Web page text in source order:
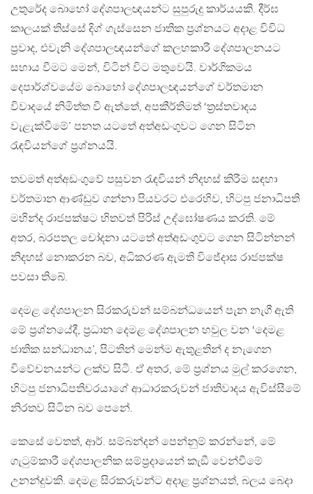
උතුරේද බොහෝ දේශපාලඥයන්ට සුපුරුදු කාර්යයකි. දීර්ඝ
කාලයක් තිස්සේ දිග් ගැස්සෙන ජාතික ප‍්‍රශ්නයට අදාළ විවිධ
ප‍්‍රවාද, එවැනි දේශපාලඥයන්ගේ කලහකාරී දේශපාලනයට
සහාය වීමට මෙන්, විටින් විට මතුවෙයි. වාර්ගිකමය
දෙපාර්ශ්වයේම බොහෝ දේශපාලඥයන්ගේ වර්තමාන
විවාදයේ නිමිත්ත වී ඇත්තේ, අපකීර්තිමත් ‘ත‍්‍රස්තවාදය
වැළැක්වීමේ’ පනත යටතේ අත්අඩංගුවට ගෙන සිටින
රැඳවියන්ගේ ප‍්‍රශ්නයයි.
තවමත් අත්අඩංගුවේ පසුවන රැඳවියන් නිදහස් කිරීම සඳහා
වර්තමාන ආණ්ඩුව ගන්නා පියවරට එරෙහිව, හිටපු ජනාධිපති
මහින්ද රාජපක්ෂට හිතවත් පිරිස් උද්ඝෝෂණය කරති. මේ
අතර, බරපතල චෝදනා යටතේ අත්අඩංගුවට ගෙන සිටින්නන්
නිදහස් නොකරන බව, අධිකරණ ඇමති විජේදාස රාජපක්ෂ
පවසා තිබේ.
දෙමළ දේශපාලන සිරකරුවන් සම්බන්ධයෙන් පැන නැගී ඇති
මේ ප‍්‍රශ්නයේදී, ප‍්‍රධාන දෙමළ දේශපාලන හවුල වන ‘දෙමළ
ජාතික සන්ධානය’, පිටතින් මෙන්ම ඇතුළතින් ද නැගෙන
විවේචනයන්ට ලක්ව සිටී. ඒ අතර, මේ ප‍්‍රශ්නය මුල් කරගෙන,
හිටපු ජනාධිපතිවරයාගේ ආධාරකරුවන් ජාතිවාදය ඇවිස්සීමේ
නිරතව සිටින බව පෙනේ.
කෙසේ වෙතත්, ආර්. සම්බන්දන් පෙන්නුම් කරන්නේ, මේ
ගැටුම්කාරී දේශපාලනික සම්ප‍්‍රදායෙන් කැඞී වෙන්වීමේ
උනන්දුවකි. දෙමළ සිරකරුවන්ට අදාළ ප‍්‍රශ්නයත්, බලය බෙදා